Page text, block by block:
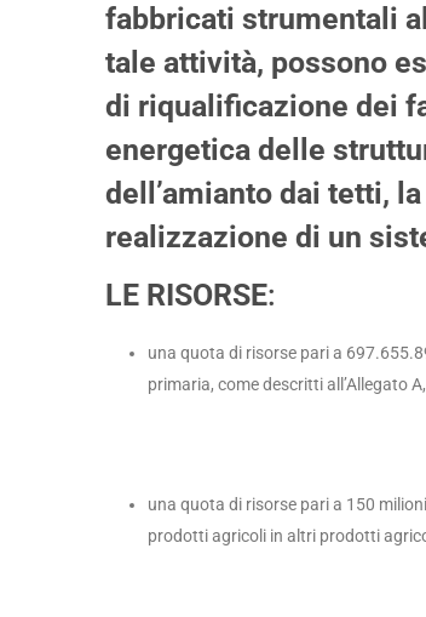
fabbricati strumentali
tale attività, possono
di riqualificazione dei
energetica delle
dell’amianto dai tetti,
realizzazione di un
LE RISORSE:
una quota di risorse pari a
primaria, come descritti all’Allegato
una quota di risorse pari a 150
prodotti agricoli in altri prodotti